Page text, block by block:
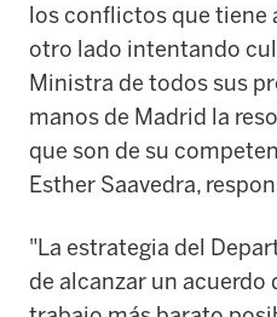
los conflictos que
otro lado intentando
Ministra de todos sus
manos de Madrid la
que son de su
Esther Saavedra,
"La estrategia del
de alcanzar un acuerdo